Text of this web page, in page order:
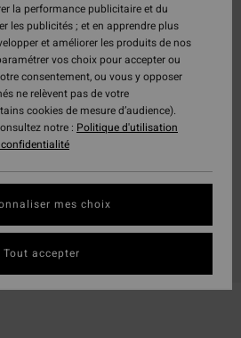
la performance publicitaire et du
les publicités ; et en apprendre plus
et améliorer les produits de nos
vos choix pour accepter ou
consentement, ou vous y opposer
ne relèvent pas de votre
cookies de mesure d’audience).
notre : Politique d'utilisation
mes choix
Tout accepter